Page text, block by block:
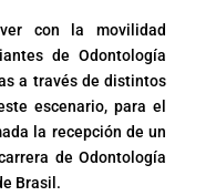
con la movilidad
de Odontología
a través de distintos
escenario, para el
la recepción de un
de Odontología
Brasil.